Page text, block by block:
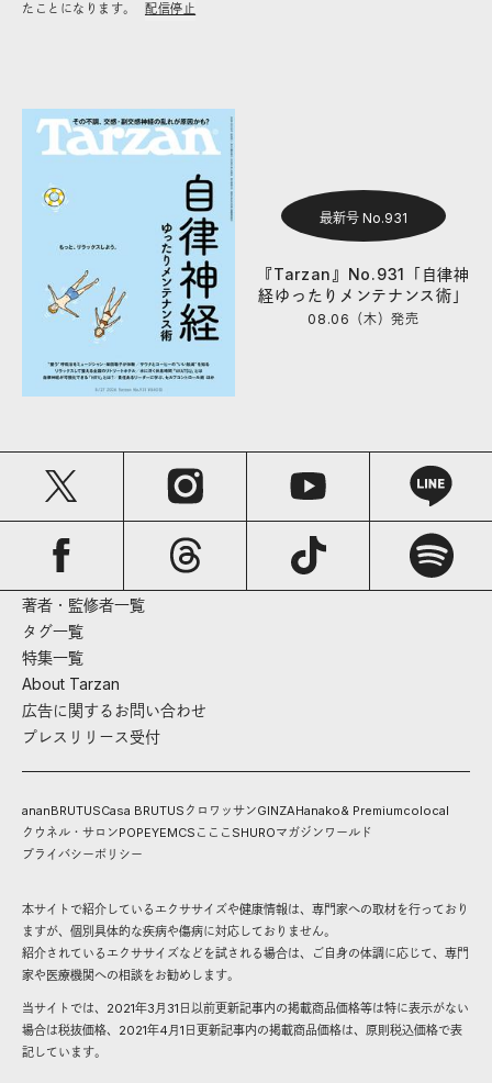
たことになります。
配信停止
最新号 No.931
『Tarzan』No.931「自律神
経ゆったりメンテナンス術」
08.06（木）発売
著者・監修者一覧
タグ一覧
特集一覧
About Tarzan
広告に関するお問い合わせ
プレスリリース受付
ananBRUTUSCasa BRUTUS クロワッサンGINZAHanako& Premiumcolocal
クウネル・サロンPOPEYEMCS こここ SHUROマガジンワールド
プライバシーポリシー
本サイトで紹介しているエクササイズや健康情報は、専門家への取材を行っており
ますが、個別具体的な疾病や傷病に対応しておりません。
紹介されているエクササイズなどを試される場合は、ご自身の体調に応じて、専門
家や医療機関への相談をお勧めします。
当サイトでは、2021年3月31日以前更新記事内の掲載商品価格等は特に表示がない
場合は税抜価格、2021年4月1日更新記事内の掲載商品価格は、原則税込価格で表
記しています。